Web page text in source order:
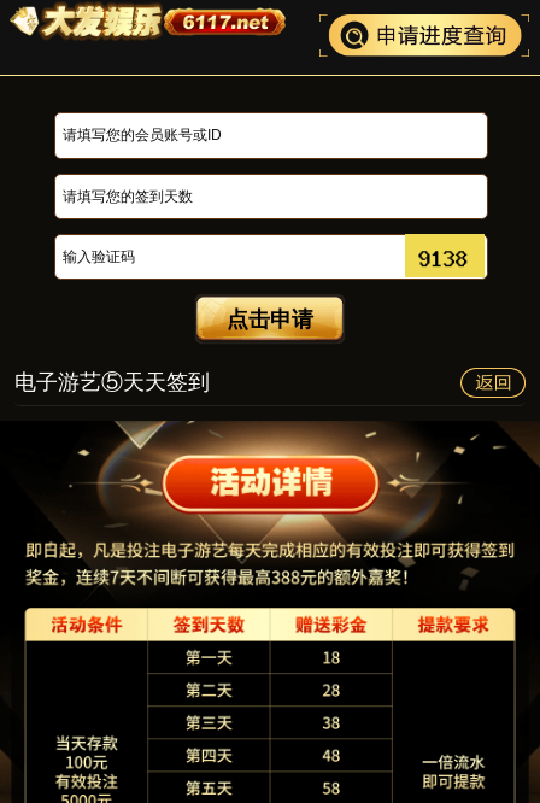
点击申请
电子游艺⑤天天签到